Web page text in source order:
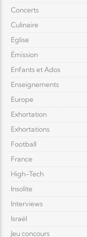
Concerts
Culinaire
Eglise
Émission
Enfants et Ados
Enseignements
Europe
Exhortation
Exhortations
Football
France
High-Tech
Insolite
Interviews
Israël
Jeu concours